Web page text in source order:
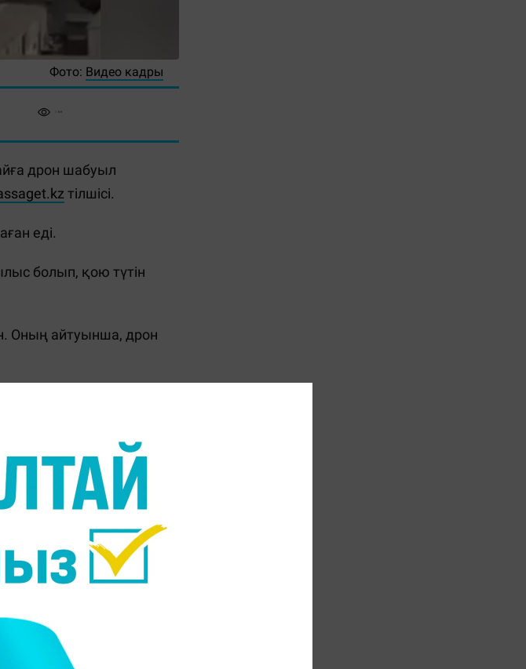
Фото: Видео кадры
дрон шабуыл
тілшісі.
еді.
болып, қою түтін
Оның айтуынша, дрон
хабарлады.